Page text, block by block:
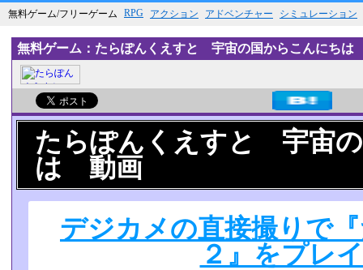
無料ゲーム/フリーゲーム RPG アクション アドベンチャー シミュレーション
無料ゲーム：たらぽんくえすと 宇宙の国からこんにち
たらぽんくえすと 宇宙
は 動画
デジカメの直接撮りで
２』をプレ